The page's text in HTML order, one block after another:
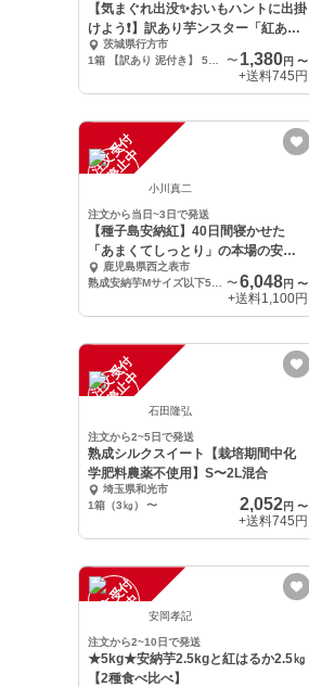
【気まぐれ出没✨おいもハントに出掛
けよう❗️】訳あり芋ンスター「紅あず
ま」茨城県行方市
〜 1,380円 〜
+送料745円
注
文
受
付
停
止
中
小川真二
注文から当日~3日で発送
【種子島安納紅】40日間寝かせた
「あまくてしっとり」の本場の安納
芋(５キロ）
鹿児島県西之表市
〜 6,048円 〜
+送料1,100円
注
文
受
付
停
止
中
石田隆弘
注文から2~5日で発送
熟成シルクスイート【栽培期間中化
学肥料農薬不使用】S〜2L混合
埼玉県和光市
1箱（3㎏）
〜 2,052円 〜
+送料745円
注
文
受
付
停
止
中 安岡孝記
注文から2~10日で発送
★5kg★安納芋2.5kgと紅はるか2.5㎏
【2種食べ比べ】